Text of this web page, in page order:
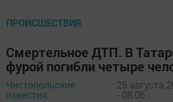
ПРОИСШЕСТВИЯ
Смертельное ДТП. В
фурой погибли четыре
Чистопольские
известия,
29 августа
- 08:06